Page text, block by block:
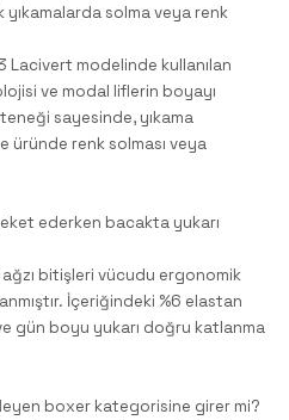
yıkamalarda solma veya renk
Lacivert modelinde kullanılan
ve modal liflerin boyayı
sayesinde, yıkama
üründe renk solması veya
ederken bacakta yukarı
ağzı bitişleri vücudu ergonomik
İçeriğindeki %6 elastan
gün boyu yukarı doğru katlanma
boxer kategorisine girer mi?